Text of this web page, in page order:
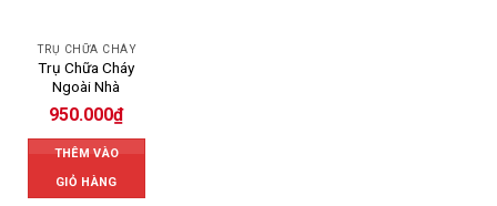
TRỤ CHỮA CHÁY
Trụ Chữa Cháy
Ngoài Nhà
950.000₫
THÊM VÀO
GIỎ HÀNG